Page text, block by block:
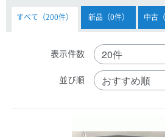
すべて 200 新品 0 中古
表示件数
並び順